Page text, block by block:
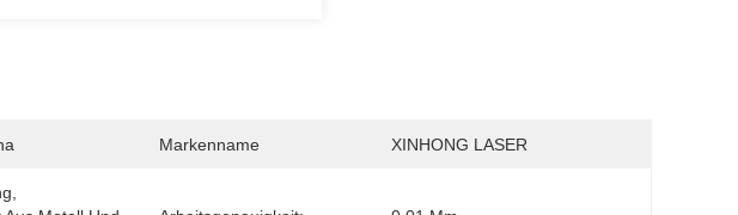
Markenname XINHONG LASER